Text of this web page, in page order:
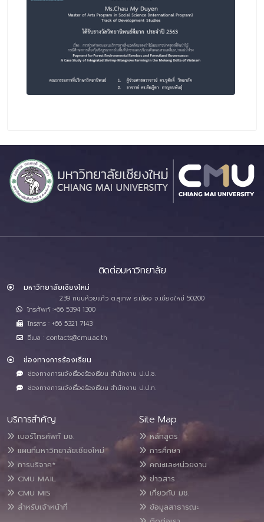
ติดต่อมหาวิทยาลัย
มหาวิทยาลัยเชียงใหม่
239 ถนนห้วยแก้ว ต.สุเทพ อ.เมือง จ.เชียงใหม่ 50200
โทรศัพท์ :+66 5394 1300
โทรสาร : +66 5321 7143
อีเมล : contacts@cmu.ac.th
ช่องทางการร้องเรียน
ช่องทางการแจ้งเรื่องร้องเรียน สำนักงาน ป.ป.ช.
ช่องทางการแจ้งเรื่องร้องเรียน สำนักงาน ป.ป.ท.
บริการสำคัญ
เบอร์โทรศัพท์ มช.
แผนที่มหาวิทยาลัยเชียงใหม่
การบริจาค*
CMU MAIL
CMU MIS
สำหรับเจ้าหน้าที่
Site Map
หลักสูตร
การศึกษา
คณะและหน่วยงาน
ข่าวสาร
เกี่ยวกับ มช.
ข้อมูลสาธารณะ